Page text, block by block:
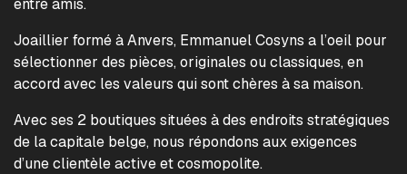
entre amis.
Joaillier formé à Anvers, Emmanuel Cosyns a l’oeil pour
sélectionner des pièces, originales ou classiques, en
accord avec les valeurs qui sont chères à sa maison.
Avec ses 2 boutiques situées à des endroits stratégiques
de la capitale belge, nous répondons aux exigences
d’une clientèle active et cosmopolite.